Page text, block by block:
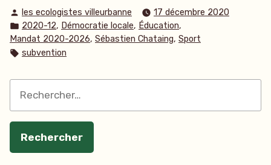
Publié
par
les ecologistes villeurbanne
17 décembre 2020
Publié
dans
2020-12, Démocratie locale, Éducation,
Mandat 2020-2026, Sébastien Chataing, Sport
Étiquettes :
subvention